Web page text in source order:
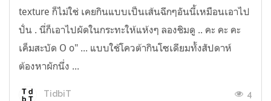
texture ก็ไม่ใช่ เคยกินแบบเป็นเส้นฉีกๆอันนี้เหมือนเอาไป
ปั่น . นี่ก็เอาไปผัดในกระทะให้แห้งๆ ลองชิมดู .. คะ คะ คะ
เค็มสะบัด O o" ... แบบใช้โควต้ากินโซเดียมทั้งสัปดาห์
ต้องหาผักนึ่ง ...
TidbiT 4